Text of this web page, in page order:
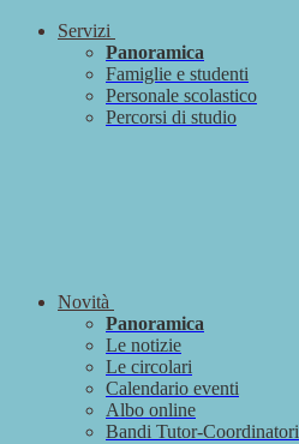
Servizi
Panoramica
Famiglie e studenti
Personale scolastico
Percorsi di studio
Novità
Panoramica
Le notizie
Le circolari
Calendario eventi
Albo online
Bandi Tutor-Coordinatori